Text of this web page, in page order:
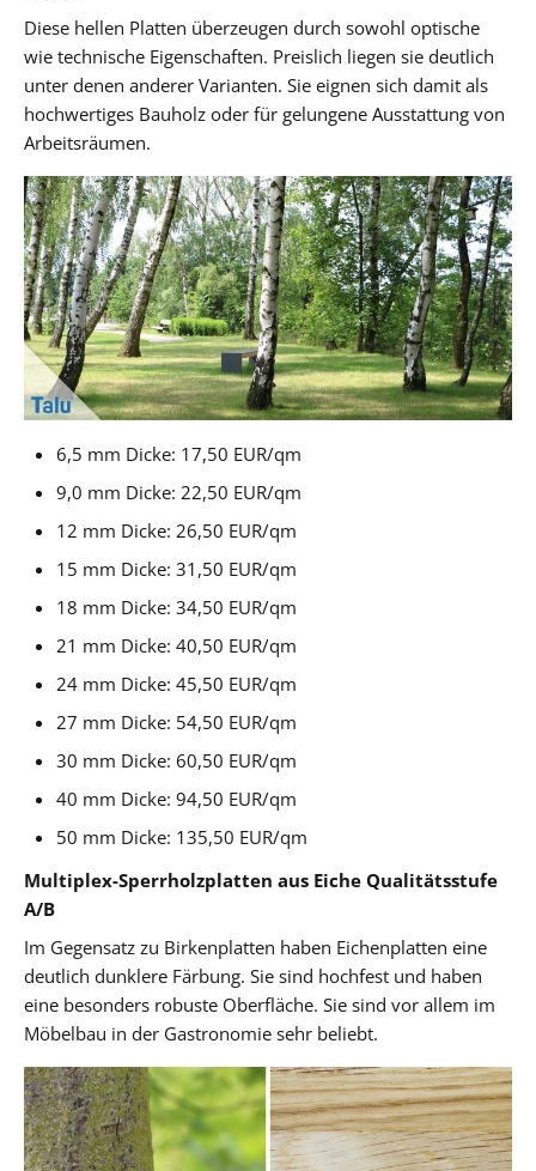
Diese hellen Platten überzeugen durch sowohl optische
wie technische Eigenschaften. Preislich liegen sie deutlich
unter denen anderer Varianten. Sie eignen sich damit als
hochwertiges Bauholz oder für gelungene Ausstattung von
Arbeitsräumen.
6,5 mm Dicke: 17,50 EUR/qm
9,0 mm Dicke: 22,50 EUR/qm
12 mm Dicke: 26,50 EUR/qm
15 mm Dicke: 31,50 EUR/qm
18 mm Dicke: 34,50 EUR/qm
21 mm Dicke: 40,50 EUR/qm
24 mm Dicke: 45,50 EUR/qm
27 mm Dicke: 54,50 EUR/qm
30 mm Dicke: 60,50 EUR/qm
40 mm Dicke: 94,50 EUR/qm
50 mm Dicke: 135,50 EUR/qm
Multiplex-Sperrholzplatten aus Eiche Qualitätsstufe
A/B
Im Gegensatz zu Birkenplatten haben Eichenplatten eine
deutlich dunklere Färbung. Sie sind hochfest und haben
eine besonders robuste Oberfläche. Sie sind vor allem im
Möbelbau in der Gastronomie sehr beliebt.